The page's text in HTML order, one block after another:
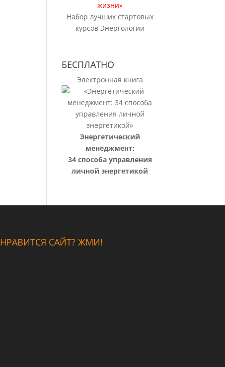
жизни»
Набор лучших стартовых
курсов Энергологии
БЕСПЛАТНО
Электронная книга
Энергетический
менеджмент:
34 способа управления
личной энергетикой
НРАВИТСЯ САЙТ? ЖМИ!